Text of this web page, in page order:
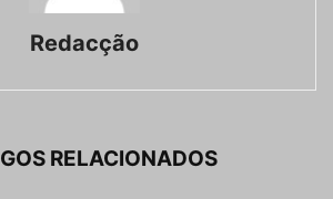
Redacção
RELACIONADOS